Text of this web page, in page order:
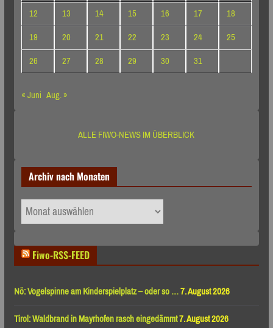
12
13 14 15 16 17
18
19
20 21 22 23 24
25
26
27 28 29 30
31
« Juni Aug. »
ALLE FIWO-NEWS IM ÜBERBLICK
Archiv nach Monaten
Archiv
nach
Fiwo-RSS-FEED
Nö: Vogelspinne am Kinderspielplatz – oder so …7. August 2026
Tirol: Waldbrand in Mayrhofen rasch eingedämmt7. August 2026